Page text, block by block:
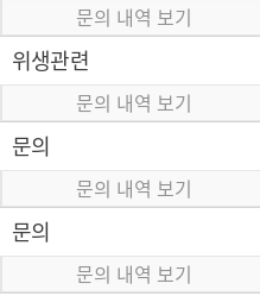
문의 내역 보기
위생관련
문의 내역 보기
문의
문의 내역 보기
문의
문의 내역 보기